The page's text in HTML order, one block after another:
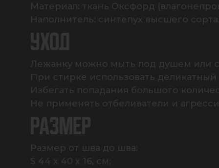
Материал: ткань Оксфорд
Наполнитель: синтепух высшего
УХОД
Лежанку можно мыть под душем или
При стирке использовать
Избегать попадания большого
Не применять отбеливатели и
РАЗМЕР
Размер от шва до шва:
S 44 x 40 x 16, см;